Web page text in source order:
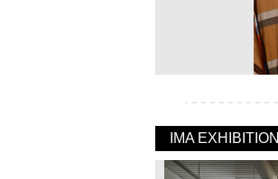
IMA EXHIBITION